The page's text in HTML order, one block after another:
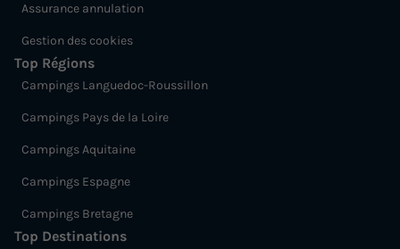
Assurance annulation
Gestion des cookies
Top Régions
Campings Languedoc-Roussillon
Campings Pays de la Loire
Campings Aquitaine
Campings Espagne
Campings Bretagne
Top Destinations